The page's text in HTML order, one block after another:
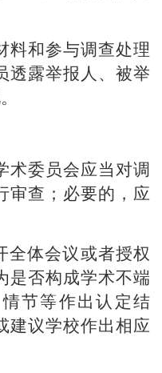
料和参与调查处理
透露举报人、被举
术委员会应当对调
审查；必要的，应
全体会议或者授权
是否构成学术不端
节等作出认定结
建议学校作出相应